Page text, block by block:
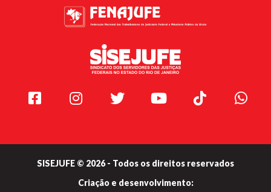
Facebook Instagram Twitter Youtube TikTok
SISEJUFE © 2026 - Todos os direitos reservados
Criação e desenvolvimento: